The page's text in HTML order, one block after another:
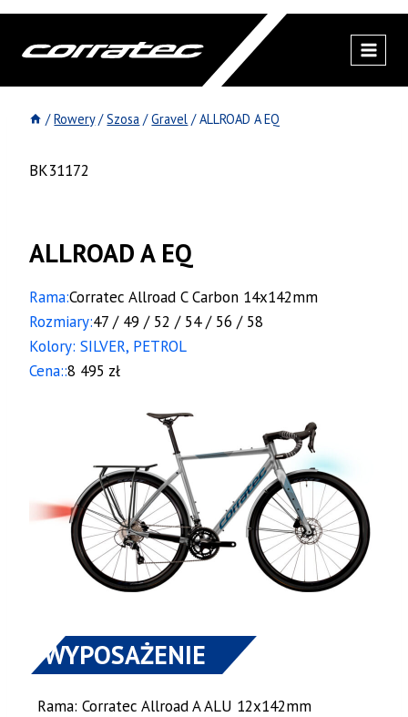
Przejdź
treści
/ Rowery / Szosa / Gravel / ALLROAD A EQ
BK31172
ALLROAD A EQ
Rama:Corratec Allroad C Carbon 14x142mm
Rozmiary:47 / 49 / 52 / 54 / 56 / 58
Kolory: SILVER, PETROL
Cena::8 495 zł
WYPOSAŻENIE
Rama: Corratec Allroad A ALU 12x142mm